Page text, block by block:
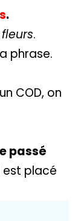
.
.
phrase.
COD, on
passé
est placé